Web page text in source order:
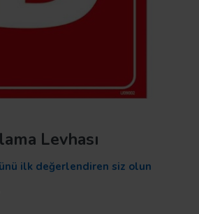
Levhası
ilk değerlendiren siz olun